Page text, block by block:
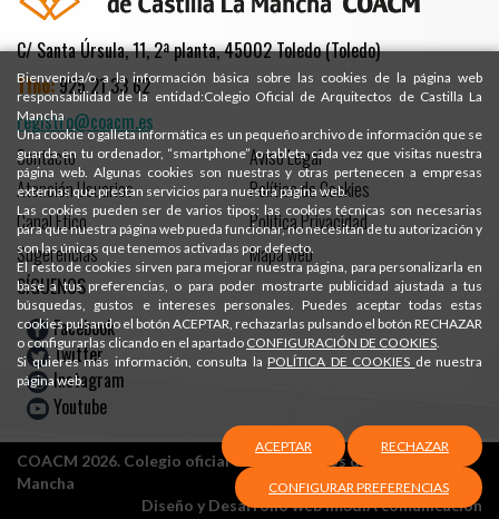
C/ Santa Úrsula, 11, 2ª planta, 45002 Toledo (Toledo)
Tfno:925 21 33 62
registro@coacm.es
Contacto
Atención Usuarios
Canal Ético
Sugerencias
Aviso Legal
Política de Cookies
Política Privacidad
Mapa web
SÍGUENOS
Facebook
Twitter
Instagram
Youtube
COACM 2026. Colegio oficial de Arquitectos de Castilla-La
Mancha
Diseño y Desarrollo web Im3diA comunicación
Bienvenida/o a la información básica sobre las cookies de la página web
responsabilidad de la entidad:Colegio Oficial de Arquitectos de Castilla La
Mancha
Una cookie o galleta informática es un pequeño archivo de información que se
guarda en tu ordenador, “smartphone” o tableta cada vez que visitas nuestra
página web. Algunas cookies son nuestras y otras pertenecen a empresas
externas que prestan servicios para nuestra página web.
Las cookies pueden ser de varios tipos: las cookies técnicas son necesarias
para que nuestra página web pueda funcionar, no necesitan de tu autorización y
son las únicas que tenemos activadas por defecto.
El resto de cookies sirven para mejorar nuestra página, para personalizarla en
base a tus preferencias, o para poder mostrarte publicidad ajustada a tus
búsquedas, gustos e intereses personales. Puedes aceptar todas estas
cookies pulsando el botón ACEPTAR, rechazarlas pulsando el botón RECHAZAR
o configurarlas clicando en el apartado CONFIGURACIÓN DE COOKIES.
Si quieres más información, consulta la POLÍTICA DE COOKIES de nuestra
página web.
ACEPTAR RECHAZAR
CONFIGURAR PREFERENCIAS